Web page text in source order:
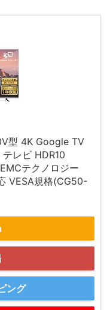
型 4K Google TV
レビ HDR10
テクノロジー
VESA規格(CG50-
ング